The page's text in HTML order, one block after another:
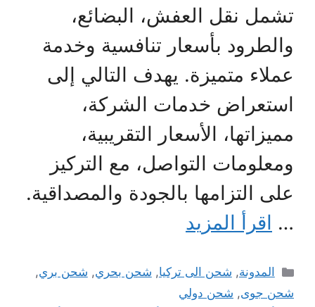
تشمل نقل العفش، البضائع،
والطرود بأسعار تنافسية وخدمة
عملاء متميزة. يهدف التالي إلى
استعراض خدمات الشركة،
مميزاتها، الأسعار التقريبية،
ومعلومات التواصل، مع التركيز
على التزامها بالجودة والمصداقية.
… اقرأ المزيد
التصنيفات
المدونة, شحن الى تركيا, شحن بحري, شحن بري,
شحن جوى, شحن دولي